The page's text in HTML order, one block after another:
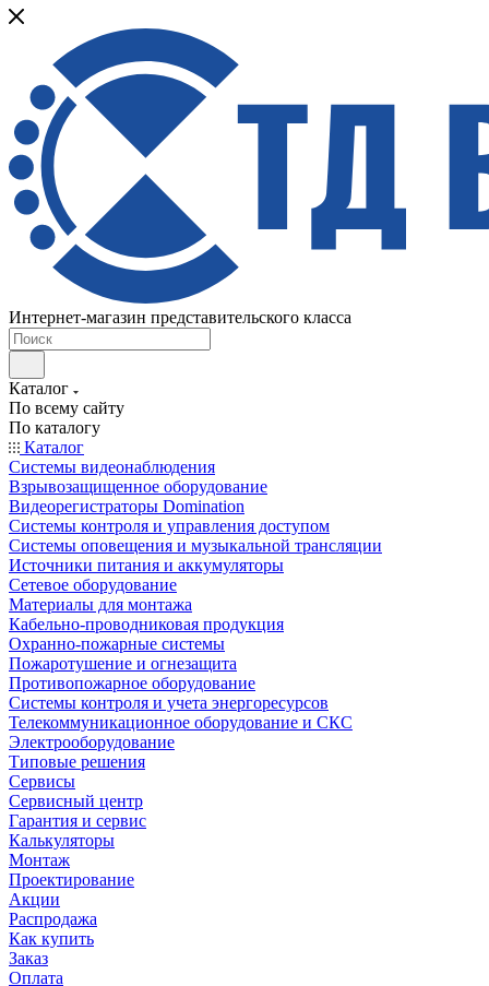
Интернет-магазин представительского класса
Каталог
По всему сайту
По каталогу
Каталог
Системы видеонаблюдения
Взрывозащищенное оборудование
Видеорегистраторы Domination
Системы контроля и управления доступом
Системы оповещения и музыкальной трансляции
Источники питания и аккумуляторы
Сетевое оборудование
Материалы для монтажа
Кабельно-проводниковая продукция
Охранно-пожарные системы
Пожаротушение и огнезащита
Противопожарное оборудование
Системы контроля и учета энергоресурсов
Телекоммуникационное оборудование и СКС
Электрооборудование
Типовые решения
Сервисы
Сервисный центр
Гарантия и сервис
Калькуляторы
Монтаж
Проектирование
Акции
Распродажа
Как купить
Заказ
Оплата